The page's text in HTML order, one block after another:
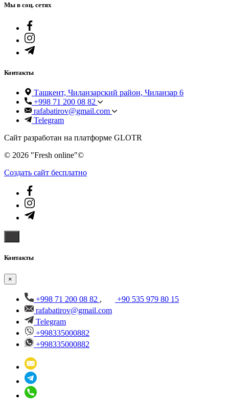
Мы в соц. сетях
Контакты
Ташкент, Чиланзарский район, Чиланзар 6
+998 71 200 08 82
rafabatirov@gmail.com
Telegram
Сайт разработан на платформе GLOTR
© 2026 "Fresh online"©️
Создать cайт бесплатно
Контакты
×
+998 71 200 08 82 ,
+90 535 979 80 15
rafabatirov@gmail.com
Telegram
+998335000882
+998335000882